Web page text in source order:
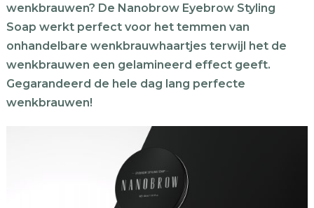
wenkbrauwen? De Nanobrow Eyebrow Styling
Soap werkt perfect voor het temmen van
onhandelbare wenkbrauwhaartjes terwijl het de
wenkbrauwen een gelamineerd effect geeft.
Gegarandeerd de hele dag lang perfecte
wenkbrauwen!